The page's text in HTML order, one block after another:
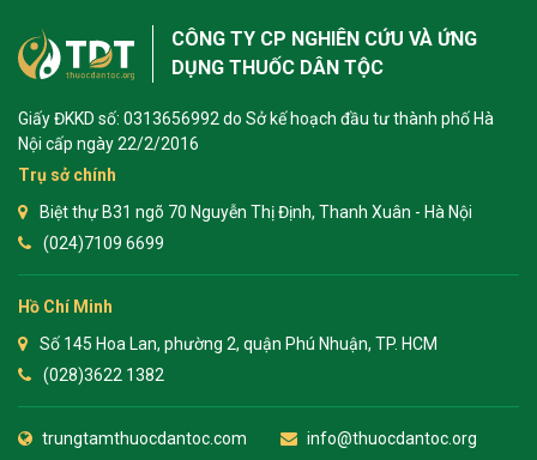
CÔNG TY CP NGHIÊN CỨU VÀ ỨNG
DỤNG THUỐC DÂN TỘC
Giấy ĐKKD số: 0313656992 do Sở kế hoạch đầu tư thành phố Hà
Nội cấp ngày 22/2/2016
Trụ sở chính
Biệt thự B31 ngõ 70 Nguyễn Thị Định, Thanh Xuân - Hà Nội
(024)7109 6699
Hồ Chí Minh
Số 145 Hoa Lan, phường 2, quận Phú Nhuận, TP. HCM
(028)3622 1382
trungtamthuocdantoc.com info@thuocdantoc.org